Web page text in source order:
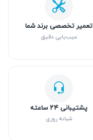
تعمیر تخصصی برند شما
عیب‌یابی دقیق
پشتیبانی ۲۴ ساعته
شبانه روزی